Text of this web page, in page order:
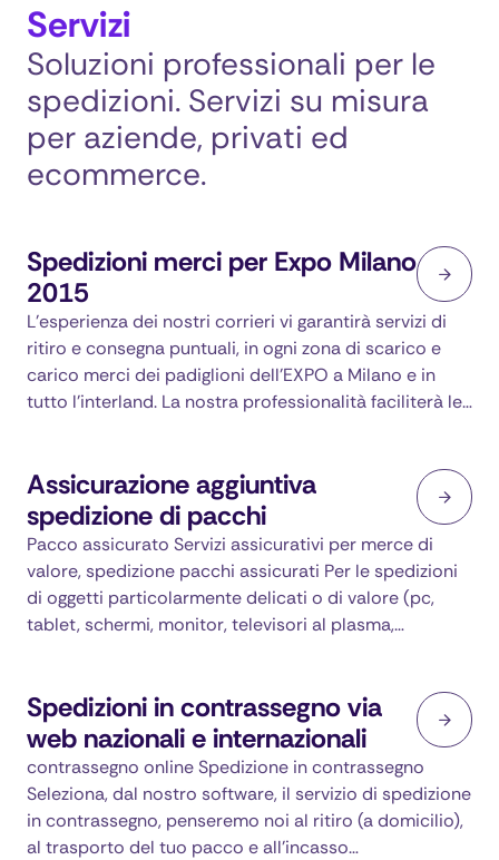
Servizi
Soluzioni professionali per le
spedizioni. Servizi su misura
per aziende, privati ed
ecommerce.
Spedizioni merci per Expo Milano
2015
L’esperienza dei nostri corrieri vi garantirà servizi di
ritiro e consegna puntuali, in ogni zona di scarico e
carico merci dei padiglioni dell'EXPO a Milano e in
tutto l’interland. La nostra professionalità faciliterà le…
Assicurazione aggiuntiva
spedizione di pacchi
Pacco assicurato Servizi assicurativi per merce di
valore, spedizione pacchi assicurati Per le spedizioni
di oggetti particolarmente delicati o di valore (pc,
tablet, schermi, monitor, televisori al plasma,…
Spedizioni in contrassegno via
web nazionali e internazionali
contrassegno online Spedizione in contrassegno
Seleziona, dal nostro software, il servizio di spedizione
in contrassegno, penseremo noi al ritiro (a domicilio),
al trasporto del tuo pacco e all'incasso…